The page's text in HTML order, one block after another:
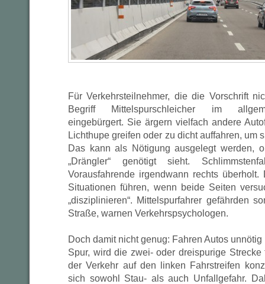
Für Verkehrsteilnehmer, die die Vorschrift
Begriff Mittelspurschleicher im
eingebürgert. Sie ärgern vielfach andere
Lichthupe greifen oder zu dicht auffahren, um
Das kann als Nötigung ausgelegt werden,
„Drängler“ genötigt sieht.
Vorausfahrende irgendwann rechts
Situationen führen, wenn beide Seiten
„disziplinieren“. Mittelspurfahrer gefährden
Straße, warnen Verkehrspsychologen.
Doch damit nicht genug: Fahren Autos
Spur, wird die zwei- oder dreispurige
der Verkehr auf den linken Fahrstreifen
sich sowohl Stau- als auch Unfallgefahr.